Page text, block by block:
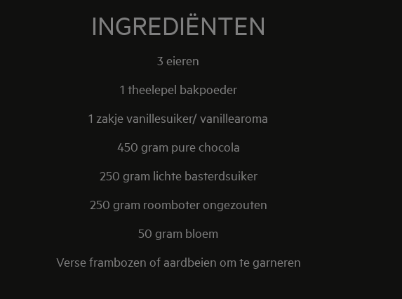
INGREDIËNTEN
3 eieren
1 theelepel bakpoeder
1 zakje vanillesuiker/ vanillearoma
450 gram pure chocola
250 gram lichte basterdsuiker
250 gram roomboter ongezouten
50 gram bloem
Verse frambozen of aardbeien om te garneren